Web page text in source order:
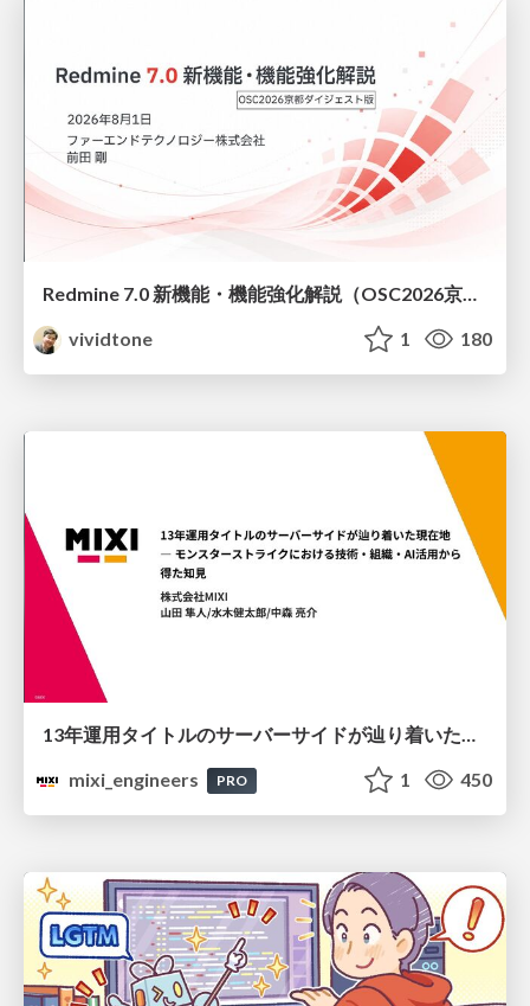
Redmine 7.0 新機能・機能強化解説（OSC2026京都ダイジェスト版）
vividtone
1 180
13年運用タイトルのサーバーサイドが辿り着いた現在地 ― モンスターストライクにおける技術・組織・AI活用から得た知見
mixi_engineers
PRO 1 450